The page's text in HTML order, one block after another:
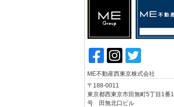
ME不動産西東京株式会社
〒188-0011
東京都西東京市田無町5丁目1番1
号 田無北口ビル